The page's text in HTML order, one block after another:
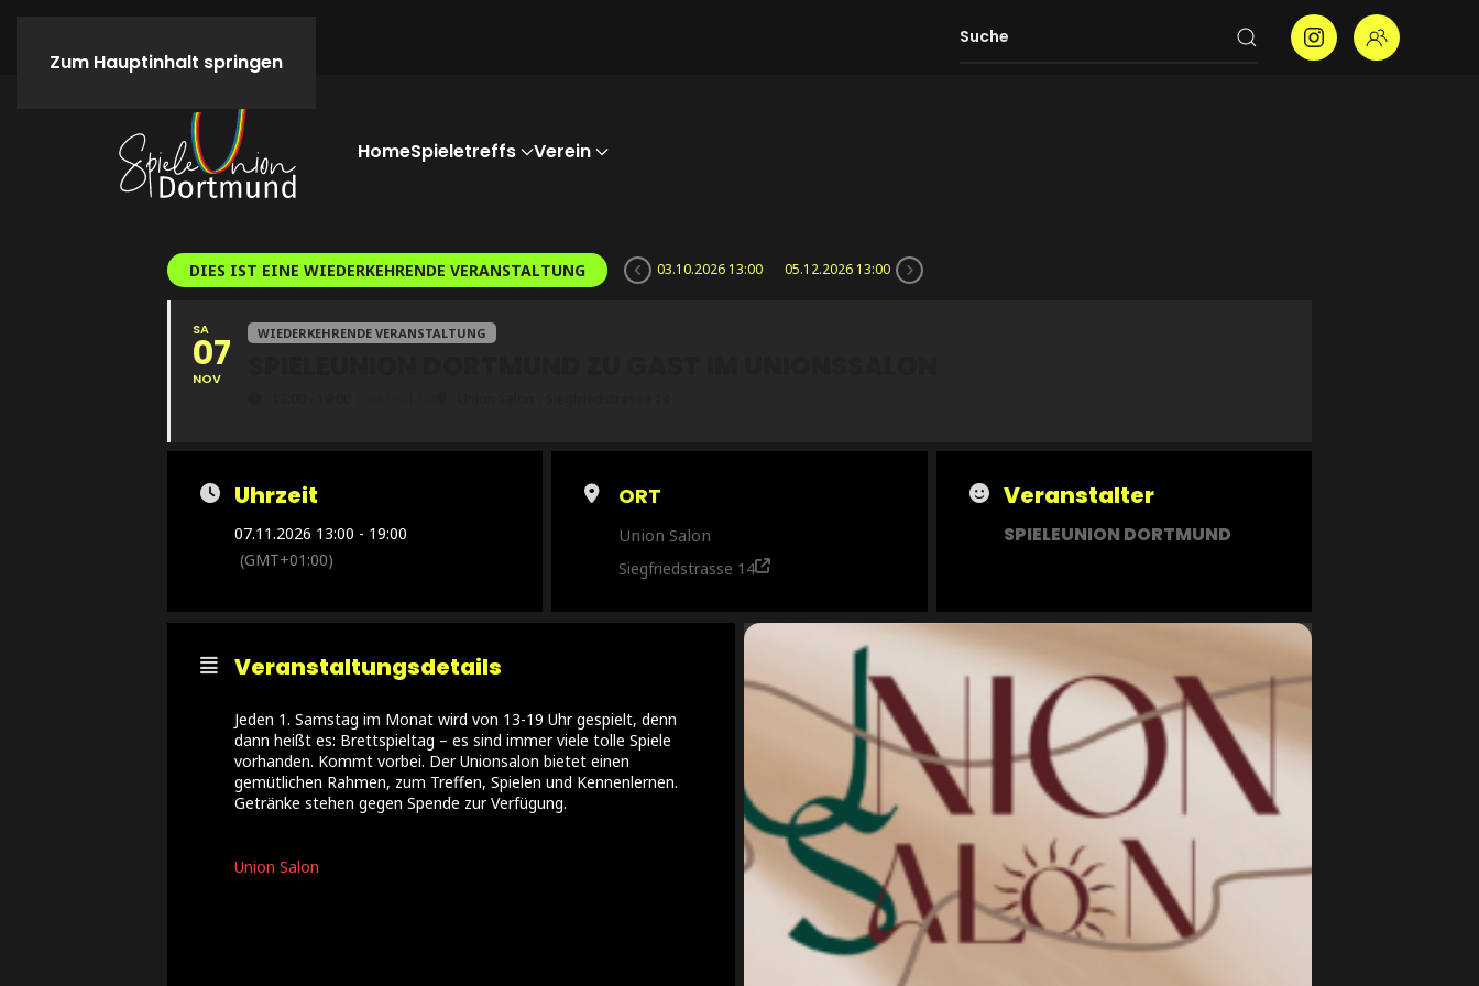
Zum Hauptinhalt springen
HomeSpieletreffs Verein
DIES IST EINE WIEDERKEHRENDE VERANSTALTUNG 03.10.2026 13:00 05.12.2026 13:00
SA
07
NOV
WIEDERKEHRENDE VERANSTALTUNG
Uhrzeit
07.11.2026 13:00 - 19:00
(GMT+01:00)
ORT
Union Salon
Siegfriedstrasse 14
Veranstalter
SPIELEUNION DORTMUND
Veranstaltungsdetails
Jeden 1. Samstag im Monat wird von 13-19 Uhr gespielt, denn
dann heißt es: Brettspieltag – es sind immer viele tolle Spiele
vorhanden. Kommt vorbei. Der Unionsalon bietet einen
gemütlichen Rahmen, zum Treffen, Spielen und Kennenlernen.
Getränke stehen gegen Spende zur Verfügung.
Union Salon